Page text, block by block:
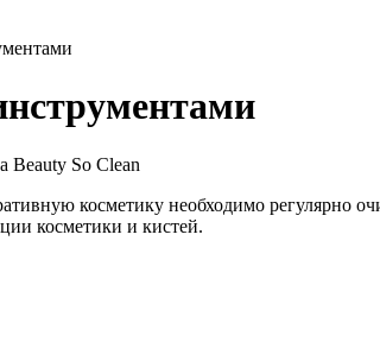
Beauty So Clean
косметику необходимо регулярно
косметики и кистей.